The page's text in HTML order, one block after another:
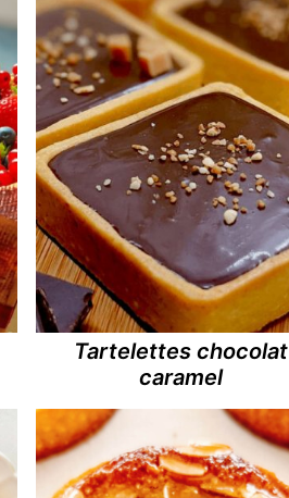
Tartelettes chocolat
caramel